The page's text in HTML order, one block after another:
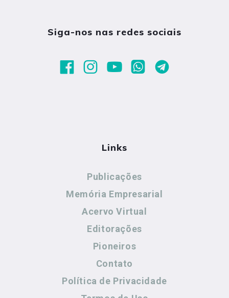
Siga-nos nas redes sociais
Links
Publicações
Memória Empresarial
Acervo Virtual
Editorações
Pioneiros
Contato
Política de Privacidade